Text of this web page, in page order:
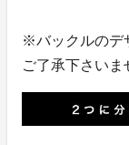
※バックルのデ
ご了承下さいま